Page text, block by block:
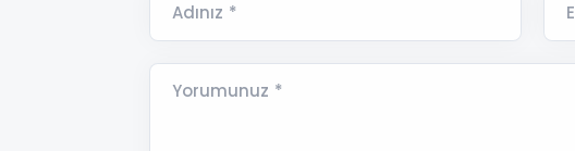
Adınız *
Yorumunuz *